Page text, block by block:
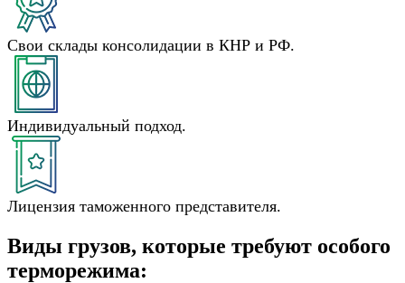
Свои склады консолидации в КНР и РФ.
Индивидуальный подход.
Лицензия таможенного представителя.
Виды грузов, которые требуют особого
терморежима: